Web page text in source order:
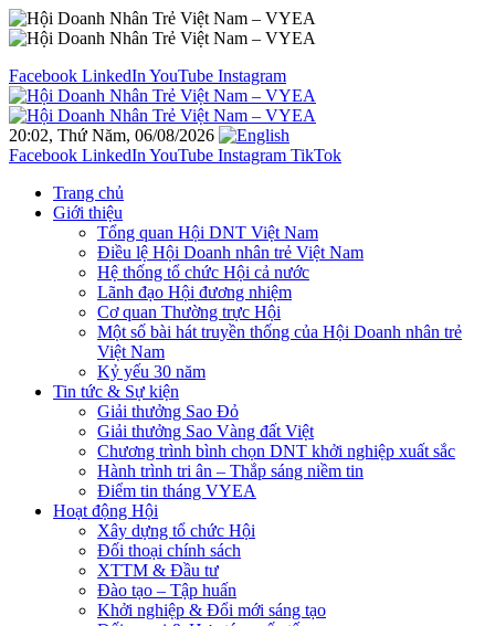
Facebook LinkedIn YouTube Instagram
20:02, Thứ Năm, 06/08/2026
Facebook LinkedIn YouTube Instagram TikTok
Trang chủ
Giới thiệu
Tổng quan Hội DNT Việt Nam
Điều lệ Hội Doanh nhân trẻ Việt Nam
Hệ thống tổ chức Hội cả nước
Lãnh đạo Hội đương nhiệm
Cơ quan Thường trực Hội
Một số bài hát truyền thống của Hội Doanh nhân trẻ
Việt Nam
Kỷ yếu 30 năm
Tin tức & Sự kiện
Giải thưởng Sao Đỏ
Giải thưởng Sao Vàng đất Việt
Chương trình bình chọn DNT khởi nghiệp xuất sắc
Hành trình tri ân – Thắp sáng niềm tin
Điểm tin tháng VYEA
Hoạt động Hội
Xây dựng tổ chức Hội
Đối thoại chính sách
XTTM & Đầu tư
Đào tạo – Tập huấn
Khởi nghiệp & Đổi mới sáng tạo